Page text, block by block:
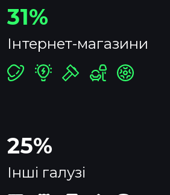
31%
Інтернет-магазини
25%
Інші галузі